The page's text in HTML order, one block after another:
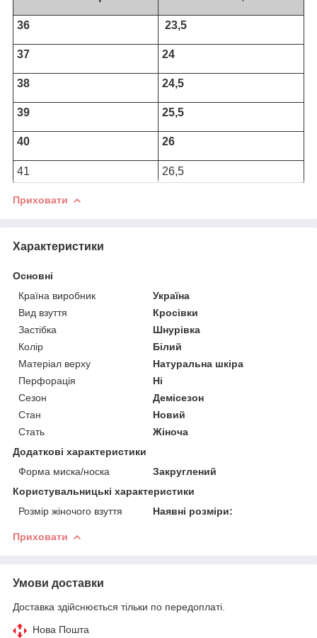
36 23,5
37 24
38 24,5
39 25,5
40 26
41 26,5
Приховати
Характеристики
Основні
Країна виробник
Україна
Вид взуття
Кросівки
Застібка
Шнурівка
Колір
Білий
Матеріал верху
Натуральна шкіра
Перфорація
Ні
Сезон
Демісезон
Стан
Новий
Стать
Жіноча
Додаткові характеристики
Форма миска/носка
Закруглений
Користувальницькі характеристики
Розмір жіночого взуття
Наявні розміри:
Приховати
Умови доставки
Доставка здійснюється тільки по передоплаті.
Нова Пошта